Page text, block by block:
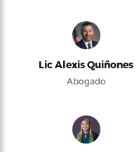
Lic Alexis Quiñones
Abogado